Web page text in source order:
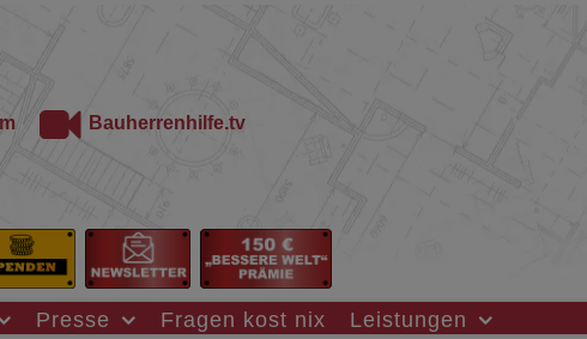
Bauherrenhilfe.tv
Presse Fragen kost nix Leistungen